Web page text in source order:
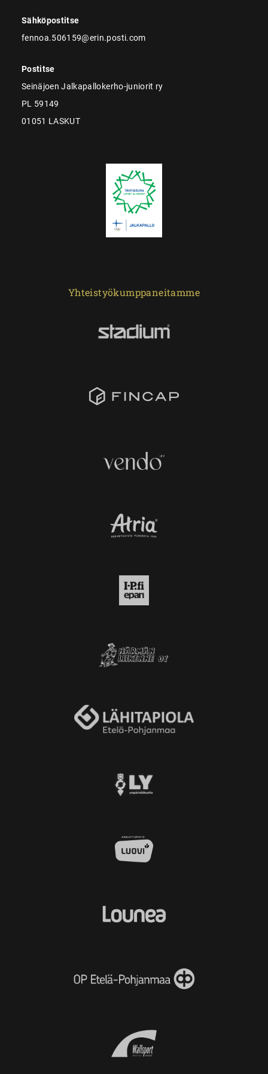
Sähköpostitse
fennoa.506159@erin.posti.com
Postitse
Seinäjoen Jalkapallokerho-juniorit ry
PL 59149
01051 LASKUT
Yhteistyökumppaneitamme